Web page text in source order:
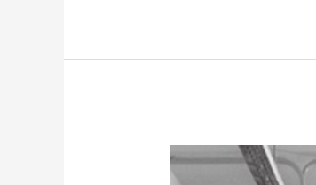
an.künden:
Schmökern